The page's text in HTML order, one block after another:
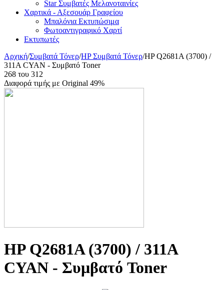
Star Συμβατές Μελανοταινίες
Χαρτικά - Αξεσουάρ Γραφείου
Μπαλόνια Εκτυπώσιμα
Φωτοαντιγραφικό Χαρτί
Εκτυπωτές
Αρχική/Συμβατά Τόνερ/HP Συμβατά Τόνερ/HP Q2681A (3700) /
311A CYAN - Συμβατό Toner
268 του 312
Διαφορά τιμής με Original 49%
HP Q2681A (3700) / 311A
CYAN - Συμβατό Toner